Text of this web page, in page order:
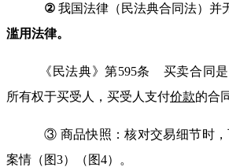
② 我国法律（民法典合同法）并
滥用法律。
《民法典》第595条 买卖合同是
所有权于买受人，买受人支付价款的合
③ 商品快照：核对交易细节时，
案情（图3）（图4）。